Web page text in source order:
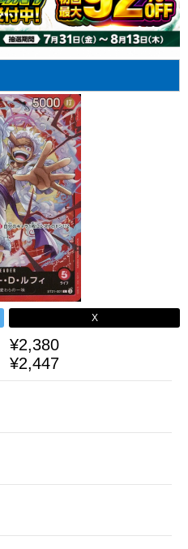
X
¥2,380
¥2,447